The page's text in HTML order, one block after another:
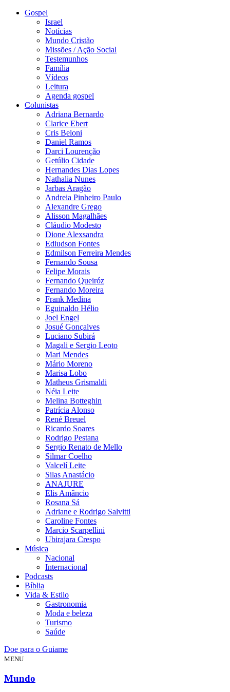
Gospel
Israel
Notícias
Mundo Cristão
Missões / Ação Social
Testemunhos
Família
Vídeos
Leitura
Agenda gospel
Colunistas
Adriana Bernardo
Clarice Ebert
Cris Beloni
Daniel Ramos
Darci Lourenção
Getúlio Cidade
Hernandes Dias Lopes
Nathalia Nunes
Jarbas Aragão
Andreia Pinheiro Paulo
Alexandre Grego
Alisson Magalhães
Cláudio Modesto
Dione Alexsandra
Ediudson Fontes
Edmilson Ferreira Mendes
Fernando Sousa
Felipe Morais
Fernando Queiróz
Fernando Moreira
Frank Medina
Eguinaldo Hélio
Joel Engel
Josué Gonçalves
Luciano Subirá
Magali e Sergio Leoto
Mari Mendes
Mário Moreno
Marisa Lobo
Matheus Grismaldi
Néia Leite
Melina Botteghin
Patrícia Alonso
René Breuel
Ricardo Soares
Rodrigo Pestana
Sergio Renato de Mello
Silmar Coelho
Valcelí Leite
Silas Anastácio
ANAJURE
Elis Amâncio
Rosana Sá
Adriane e Rodrigo Salvitti
Caroline Fontes
Marcio Scarpellini
Ubirajara Crespo
Música
Nacional
Internacional
Podcasts
Bíblia
Vida & Estilo
Gastronomia
Moda e beleza
Turismo
Saúde
Doe para o Guiame
MENU
Mundo